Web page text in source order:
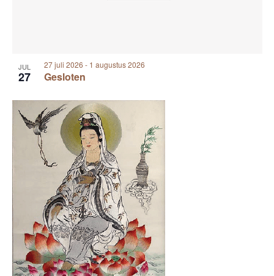
JUL
27 Gesloten
27 juli 2026 - 1 augustus 2026